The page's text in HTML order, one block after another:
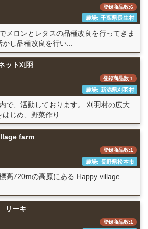
登録商品数:6
農場: 千葉県長生村
メロンとレタスの品種改良を行ってきま
し品種改良を行い...
ット刈羽
登録商品数:1
農場: 新潟県刈羽村
で、活動しております。 刈羽村の広大
じめ、野菜作り...
farm
登録商品数:1
農場: 長野県松本市
高720mの高原にある Happy village
リーキ
登録商品数:1